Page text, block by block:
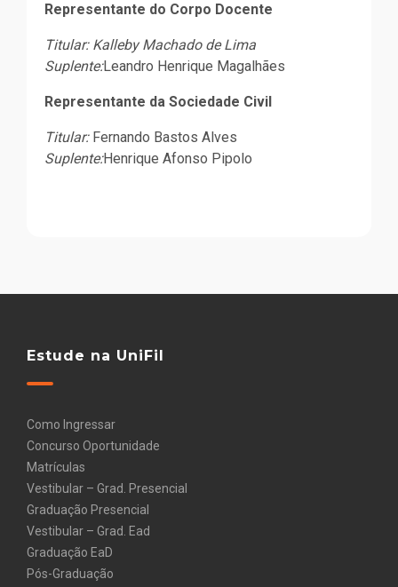
Representante do Corpo Docente
Titular: Kalleby Machado de Lima
Suplente:Leandro Henrique Magalhães
Representante da Sociedade Civil
Titular: Fernando Bastos Alves
Suplente:Henrique Afonso Pipolo
Estude na UniFil
Como Ingressar
Concurso Oportunidade
Matrículas
Vestibular – Grad. Presencial
Graduação Presencial
Vestibular – Grad. Ead
Graduação EaD
Pós-Graduação